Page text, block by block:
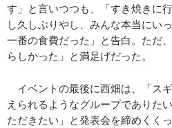
す」と言いつつも、「すき焼きに
し久しぶりやし、みんな本当にい
一番の食費だった」と告白。ただ
らしかった」と満足げだった。
イベントの最後に西畑は、「ス
えられるようなグループでありた
ただきたい」と発表会を締めくくっ